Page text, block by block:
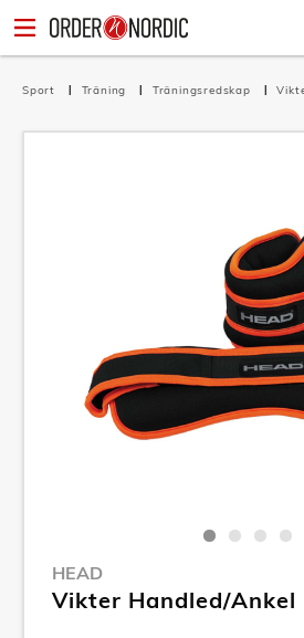
Sport Träning Träningsredskap
HEAD
Vikter Handled/Ankel